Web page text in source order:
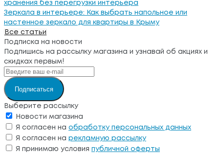
хранения без перегрузки интерьера
Зеркала в интерьере: Как выбрать напольное или
настенное зеркало для квартиры в Крыму
Все статьи
Подписка на новости
Подпишись на рассылку магазина и узнавай об акциях и
скидках первым!
Подписаться
Выберите рассылку
Новости магазина
Я согласен на обработку персональных данных
Я согласен на рекламную рассылку
Я принимаю условия
публичной оферты